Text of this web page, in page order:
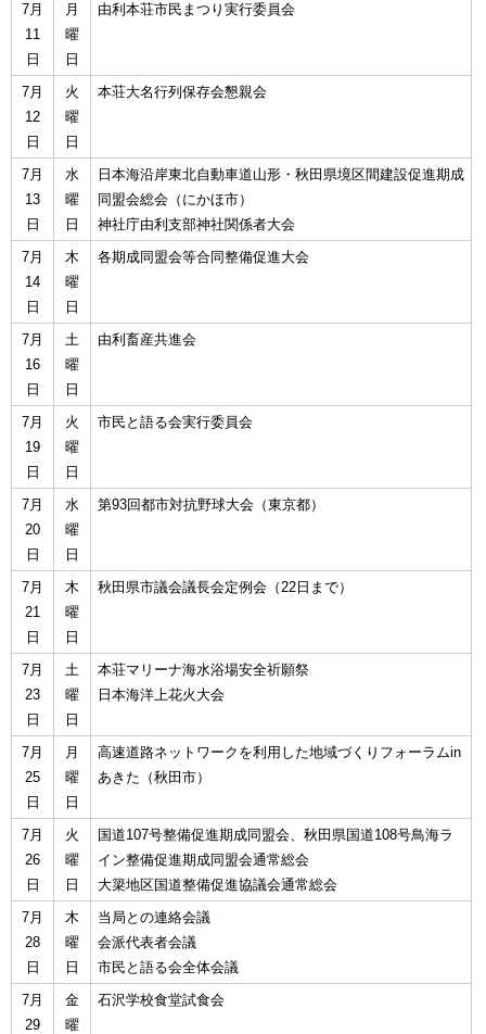
7月
11
日
月
曜
日
由利本荘市民まつり実行委員会
7月
12
日
火
曜
日
本荘大名行列保存会懇親会
7月
13
日
水
曜
日
日本海沿岸東北自動車道山形・秋田県境区間建設促進期成
同盟会総会（にかほ市）
神社庁由利支部神社関係者大会
7月
14
日
木
曜
日
各期成同盟会等合同整備促進大会
7月
16
日
土
曜
日
由利畜産共進会
7月
19
日
火
曜
日
市民と語る会実行委員会
7月
20
日
水
曜
日
第93回都市対抗野球大会（東京都）
7月
21
日
木
曜
日
秋田県市議会議長会定例会（22日まで）
7月
23
日
土
曜
日
本荘マリーナ海水浴場安全祈願祭
日本海洋上花火大会
7月
25
日
月
曜
日
高速道路ネットワークを利用した地域づくりフォーラムin
あきた（秋田市）
7月
26
日
火
曜
日
国道107号整備促進期成同盟会、秋田県国道108号鳥海ラ
イン整備促進期成同盟会通常総会
大簗地区国道整備促進協議会通常総会
7月
28
日
木
曜
日
当局との連絡会議
会派代表者会議
市民と語る会全体会議
7月
29
金
曜
石沢学校食堂試食会